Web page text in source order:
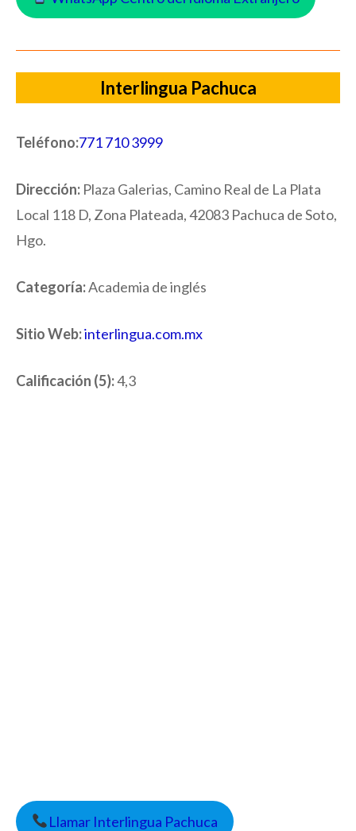
Interlingua Pachuca
Teléfono:771 710 3999
Dirección: Plaza Galerias, Camino Real de La Plata
Local 118 D, Zona Plateada, 42083 Pachuca de Soto,
Hgo.
Categoría:Academia de inglés
Sitio Web:interlingua.com.mx
Calificación (5):4,3
Llamar Interlingua Pachuca